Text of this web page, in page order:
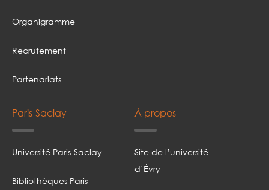
Organigramme
Recrutement
Partenariats
Paris-Saclay
Université Paris-Saclay
Bibliothèques Paris-
À propos
Site de l’université
d’Évry